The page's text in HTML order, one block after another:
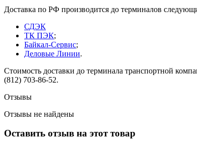
Доставка по РФ производится до терминалов
СДЭК
ТК ПЭК;
Байкал-Сервис;
Деловые Линии.
Стоимость доставки до терминала транспортной
(812) 703-86-52.
Отзывы
Отзывы не найдены
Оставить отзыв на этот товар